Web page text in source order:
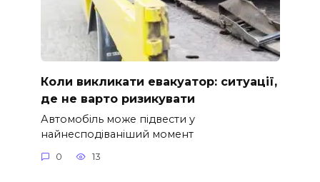
Коли викликати евакуатор: ситуації,
де не варто ризикувати
Автомобіль може підвести у
найнесподіваніший момент
0 13